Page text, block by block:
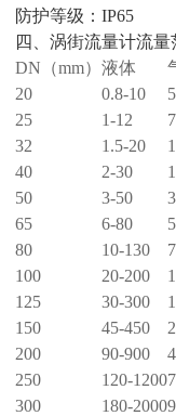
防护等级： IP65
四、涡街流量计流
DN （mm） 液体
20
0.8-10
25
1-12
32
1.5-20
40
2-30
50
3-50
65
6-80
80
10-130
100
20-200
125
30-300
150
45-450
200
90-900
250
120-1200
300
180-2000